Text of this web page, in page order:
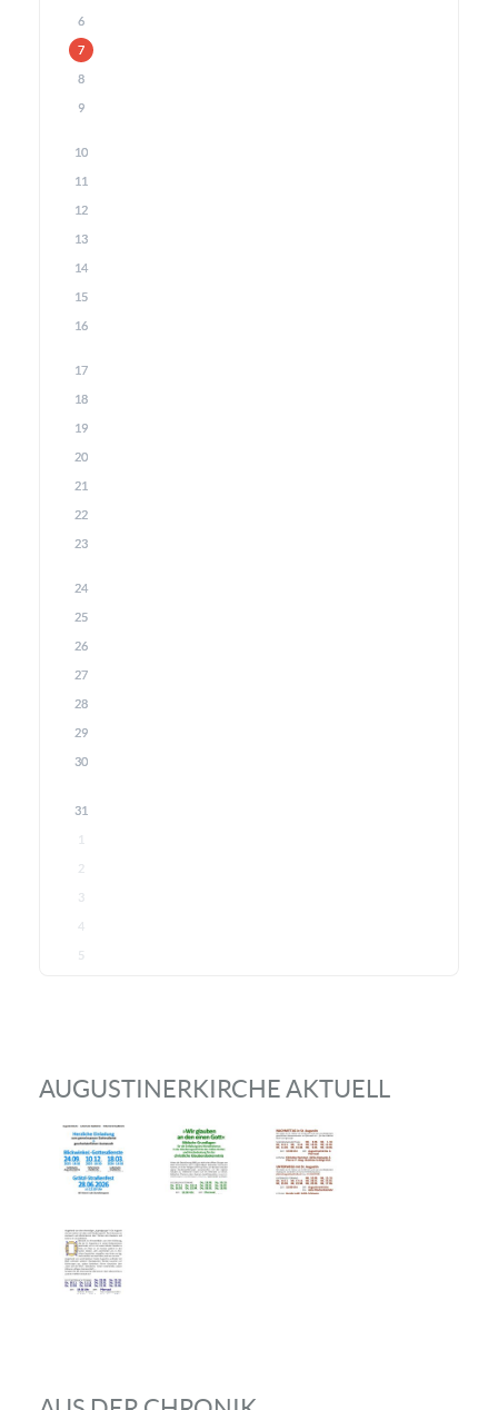
6
7
8
9
10
11
12
13
14
15
16
17
18
19
20
21
22
23
24
25
26
27
28
29
30
31
1
2
3
4
5
AUGUSTINERKIRCHE AKTUELL